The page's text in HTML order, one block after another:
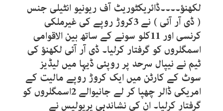
لکھنؤ۔۔۔۔ڈائریکٹوریٹ آف ریونیو انٹیلی جنس
( ڈی آر آئی ) نے 3کروڑ روپے کی غیرملکی
کرنسی اور 11کلو سونے کے ساتھ بین الاقوامی
اسمگلروں کو گرفتار کرلیا۔ ڈی آر آئی لکھنؤ کی
ٹیم نے نیپال سرحد پر روپئی ڈیہا میں لیڈیز
سوٹ کے کارٹن میں ایک کروڑ روپے مالیت کے
امریکی ڈالر چھپا کر لے جانیوالے 2اسمگلروں کو
گرفتار کرلیا۔ ان کی نشاندہی پرپولیس نے